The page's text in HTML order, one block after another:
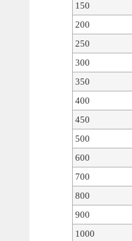
150
200
250
300
350
400
450
500
600
700
800
900
1000